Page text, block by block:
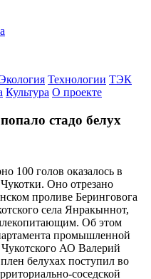
Технологии ТЭК
Культура О проекте
стадо белух
100 голов оказалось в
Оно отрезано
проливе Беринговога
села Янракыннот,
Об этом
промышленной
АО Валерий
белухах поступил во
соседской